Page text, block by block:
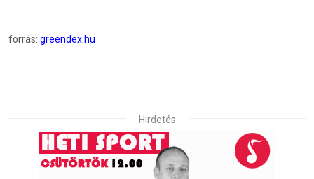
forrás: greendex.hu
Hirdetés